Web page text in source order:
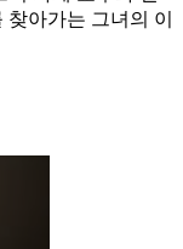
아가는 그녀의 이